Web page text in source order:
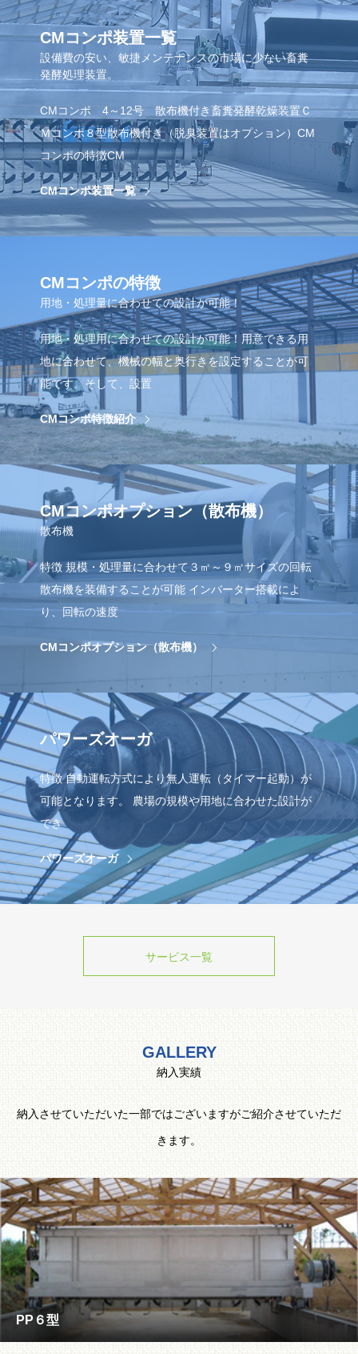
CMコンポ装置一覧
設備費の安い、敏捷メンテナンスの市場に少ない畜糞
発酵処理装置。
CMコンポ 4～12号 散布機付き 畜糞発酵乾燥装置Ｃ
Ｍコンポ８型散布機付き（脱臭装置はオプション）CM
コンポの特徴CM
CMコンポ装置一覧
CMコンポの特徴
用地・処理量に合わせての設計が可能！
用地・処理用に合わせての設計が可能！用意できる用
地に合わせて、機械の幅と奥行きを設定することが可
能です。そして、設置
CMコンポ特徴紹介
CMコンポオプション（散布機）
散布機
特徴 規模・処理量に合わせて３㎡～９㎡サイズの回転
散布機を装備することが可能 インバーター搭載によ
り、回転の速度
CMコンポオプション（散布機）
パワーズオーガ
特徴 自動運転方式により無人運転（タイマー起動）が
可能となります。 農場の規模や用地に合わせた設計が
でき
パワーズオーガ
サービス一覧
GALLERY
納入実績
納入させていただいた一部ではございますがご紹介させていただ
きます。
PP６型